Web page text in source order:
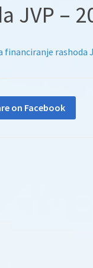
JVP –
rashoda
on Facebook